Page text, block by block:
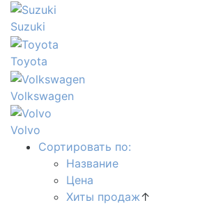
Suzuki
Toyota
Volkswagen
Volvo
Сортировать по:
Название
Цена
Хиты продаж↑